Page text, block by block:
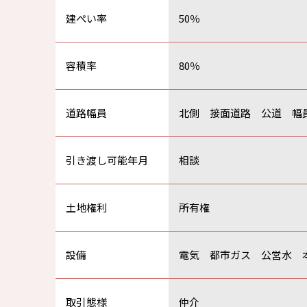
建ぺい率 50％
容積率 80％
道路幅員 北側 接面道路 公道 幅
引き渡し可能年月 相談
土地権利 所有権
設備 電気 都市ガス 公営水
取引態様 仲介